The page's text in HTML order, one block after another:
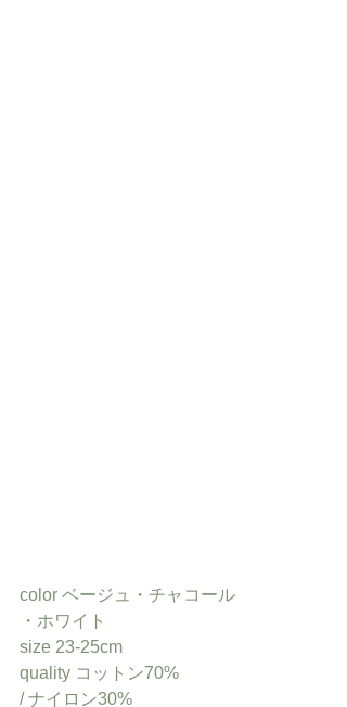
color ベージュ・チャコール
・ホワイト
size 23-25cm
quality コットン70%
/ ナイロン30%